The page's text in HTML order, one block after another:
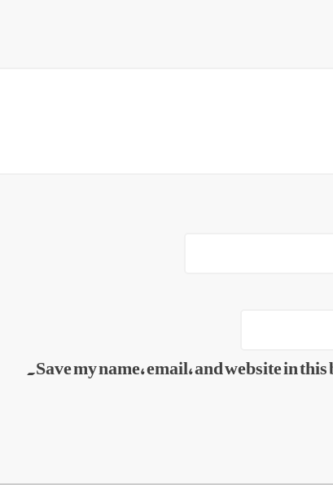
Save my name, email, and website in